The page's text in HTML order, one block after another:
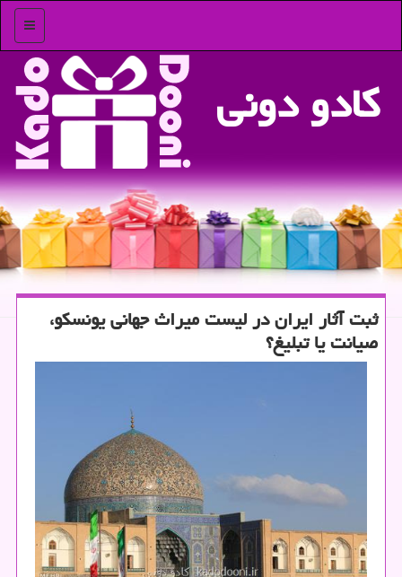
منو
كادو دونی
ثبت آثار ایران در لیست میراث جهانی یونسكو،
صیانت یا تبلیغ؟